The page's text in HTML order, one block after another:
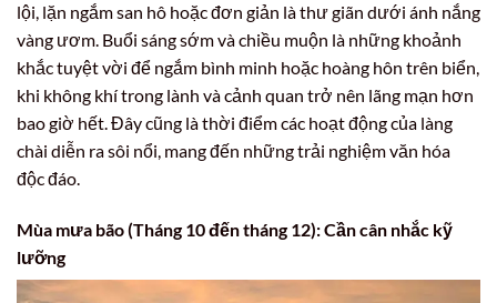
lội, lặn ngắm san hô hoặc đơn giản là thư giãn dưới ánh nắng
vàng ươm. Buổi sáng sớm và chiều muộn là những khoảnh
khắc tuyệt vời để ngắm bình minh hoặc hoàng hôn trên biển,
khi không khí trong lành và cảnh quan trở nên lãng mạn hơn
bao giờ hết. Đây cũng là thời điểm các hoạt động của làng
chài diễn ra sôi nổi, mang đến những trải nghiệm văn hóa
độc đáo.
Mùa mưa bão (Tháng 10 đến tháng 12): Cần cân nhắc kỹ
lưỡng